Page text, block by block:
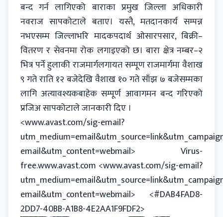
बन्द गर्न लागिएको बाराका प्रमुख जिल्ला अधिकारी
नवराज सापकोटाले बताए। यस्तै, मतदानकार्य सम्पन्न
नभएसम्म जिल्लाभरि मादकपदार्थ ओसारपसार, बिक्री–
वितरण र सेवनमा रोक लगाइएको छ। बारा क्षेत्र नम्बर–२
भित्र पर्ने हुलाकी राजमार्गलगायत सम्पूण राजमार्गमा वैशाख
९ गते राति १२ बजेदेखि वैशाख १० गते साँझ ७ बजेसम्मका
लागि अत्यावश्यकबाहेक सम्पूर्ण आवागमन बन्द गरिएको
प्रजिअ सापकोटाले जानकारी दिए ।
<www.avast.com/sig-email?
email&utm_content=webmail> Virus-
free.www.avast.com <www.avast.com/sig-email?
email&utm_content=webmail> <#DAB4FAD8-
2DD7-40BB-A1B8-4E2AA1F9FDF2>